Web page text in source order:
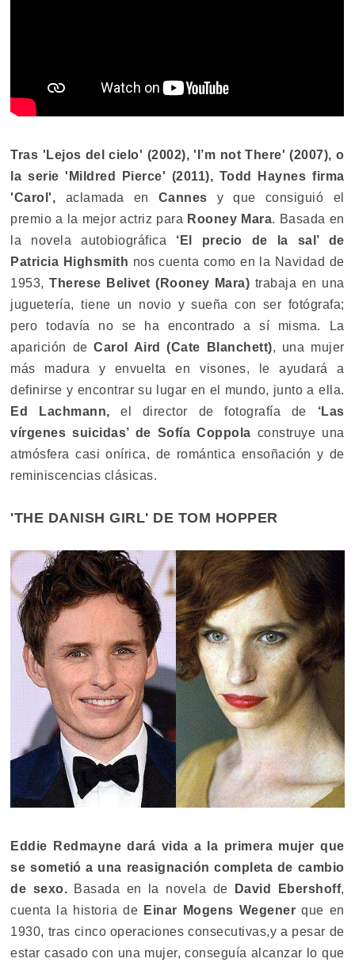
Tras 'Lejos del cielo' (2002), 'I’m not There' (2007), o
la serie 'Mildred Pierce' (2011), Todd Haynes firma
'Carol', aclamada en Cannes y que consiguió el
premio a la mejor actriz para Rooney Mara. Basada en
la novela autobiográfica ‘El precio de la sal’ de
Patricia Highsmith nos cuenta como en la Navidad de
1953,Therese Belivet (Rooney Mara) trabaja en una
juguetería, tiene un novio y sueña con ser fotógrafa;
pero todavía no se ha encontrado a sí misma. La
aparición deCarol Aird (Cate Blanchett), una mujer
más madura y envuelta en visones, le ayudará a
definirse y encontrar su lugar en el mundo, junto a ella.
Ed Lachmann, el director de fotografía de ‘Las
vírgenes suicidas’ de Sofía Coppola construye una
atmósfera casi onírica, de romántica ensoñación y de
reminiscencias clásicas.
'THE DANISH GIRL' DE TOM HOPPER
Eddie Redmayne dará vida a la primera mujer que
se sometió a una reasignación completa de cambio
de sexo. Basada en la novela de David Ebershoff,
cuenta la historia de Einar Mogens Wegener que en
1930, tras cinco operaciones consecutivas,y a pesar de
estar casado con una mujer, conseguía alcanzar lo que